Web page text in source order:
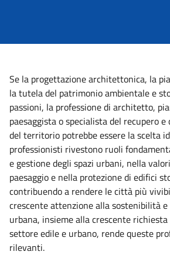
Se la progettazione architettonica, la
la tutela del patrimonio ambientale e
passioni, la professione di architetto,
paesaggista o specialista del recupero
del territorio potrebbe essere la scelta
professionisti rivestono ruoli
e gestione degli spazi urbani, nella
paesaggio e nella protezione di edifici
contribuendo a rendere le città più
crescente attenzione alla sostenibilità
urbana, insieme alla crescente
settore edile e urbano, rende queste
rilevanti.